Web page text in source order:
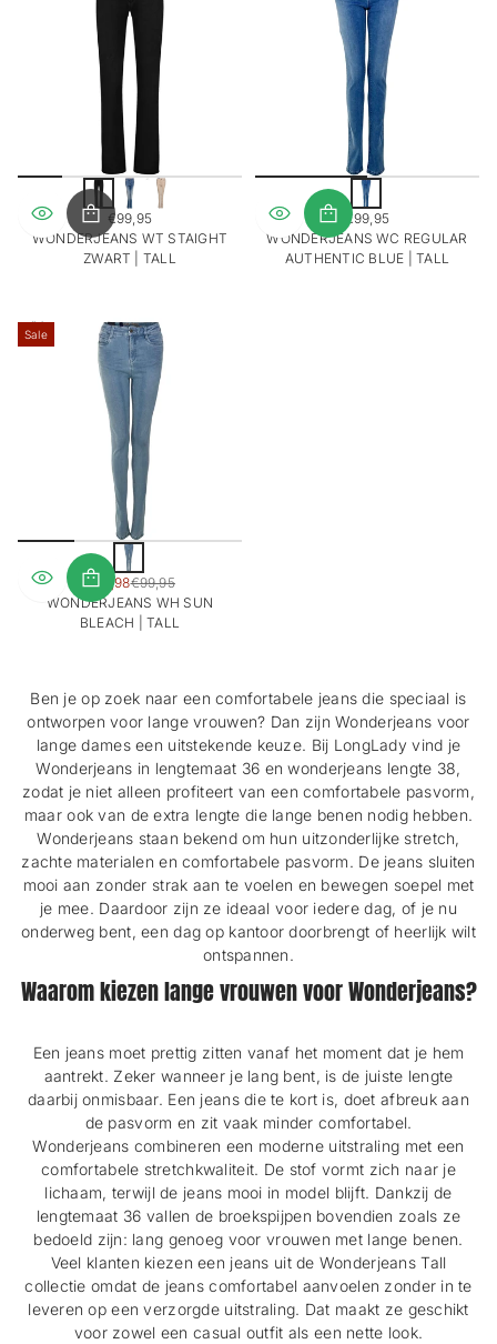
REGULIERE
PRIJS
€99,95
WONDERJEANS WT STAIGHT
ZWART | TALL
REGULIERE
PRIJS
€99,95
WONDERJEANS WC REGULAR
AUTHENTIC BLUE | TALL
u
t
h
B
Sale
SALE
PRIJS
€49,98REGULIERE
PRIJS
€99,95
WONDERJEANS WH SUN
BLEACH | TALL
u
n
b
h
Ben je op zoek naar een comfortabele jeans die speciaal is
ontworpen voor lange vrouwen? Dan zijn Wonderjeans voor
lange dames een uitstekende keuze. Bij LongLady vind je
Wonderjeans in lengtemaat 36 en wonderjeans lengte 38,
zodat je niet alleen profiteert van een comfortabele pasvorm,
maar ook van de extra lengte die lange benen nodig hebben.
Wonderjeans staan bekend om hun uitzonderlijke stretch,
zachte materialen en comfortabele pasvorm. De jeans sluiten
mooi aan zonder strak aan te voelen en bewegen soepel met
je mee. Daardoor zijn ze ideaal voor iedere dag, of je nu
onderweg bent, een dag op kantoor doorbrengt of heerlijk wilt
ontspannen.
Waarom kiezen lange vrouwen voor Wonderjeans?
Een jeans moet prettig zitten vanaf het moment dat je hem
aantrekt. Zeker wanneer je lang bent, is de juiste lengte
daarbij onmisbaar. Een jeans die te kort is, doet afbreuk aan
de pasvorm en zit vaak minder comfortabel.
Wonderjeans combineren een moderne uitstraling met een
comfortabele stretchkwaliteit. De stof vormt zich naar je
lichaam, terwijl de jeans mooi in model blijft. Dankzij de
lengtemaat 36 vallen de broekspijpen bovendien zoals ze
bedoeld zijn: lang genoeg voor vrouwen met lange benen.
Veel klanten kiezen een jeans uit de Wonderjeans Tall
collectie omdat de jeans comfortabel aanvoelen zonder in te
leveren op een verzorgde uitstraling. Dat maakt ze geschikt
voor zowel een casual outfit als een nette look.